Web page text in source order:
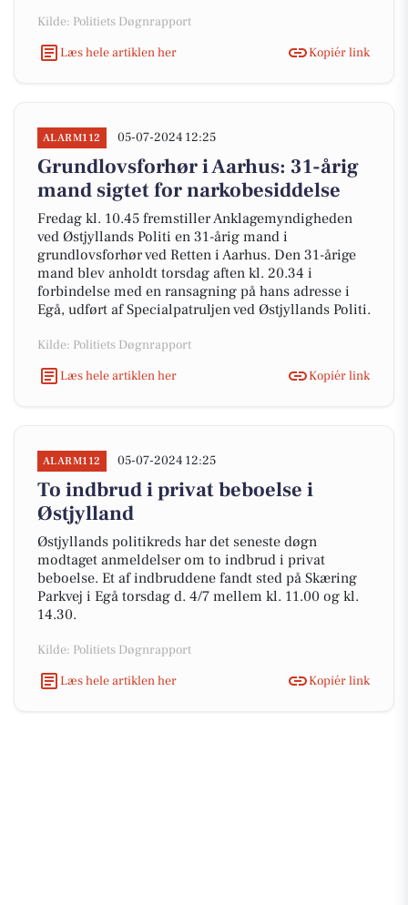
Kilde: Politiets Døgnrapport
Læs hele artiklen her
Kopiér link
ALARM112 05-07-2024 12:25
Grundlovsforhør i Aarhus: 31-årig
mand sigtet for narkobesiddelse
Fredag kl. 10.45 fremstiller Anklagemyndigheden
ved Østjyllands Politi en 31-årig mand i
grundlovsforhør ved Retten i Aarhus. Den 31-årige
mand blev anholdt torsdag aften kl. 20.34 i
forbindelse med en ransagning på hans adresse i
Egå, udført af Specialpatruljen ved Østjyllands Politi.
Kilde: Politiets Døgnrapport
Læs hele artiklen her
Kopiér link
ALARM112 05-07-2024 12:25
To indbrud i privat beboelse i
Østjylland
Østjyllands politikreds har det seneste døgn
modtaget anmeldelser om to indbrud i privat
beboelse. Et af indbruddene fandt sted på Skæring
Parkvej i Egå torsdag d. 4/7 mellem kl. 11.00 og kl.
14.30.
Kilde: Politiets Døgnrapport
Læs hele artiklen her
Kopiér link